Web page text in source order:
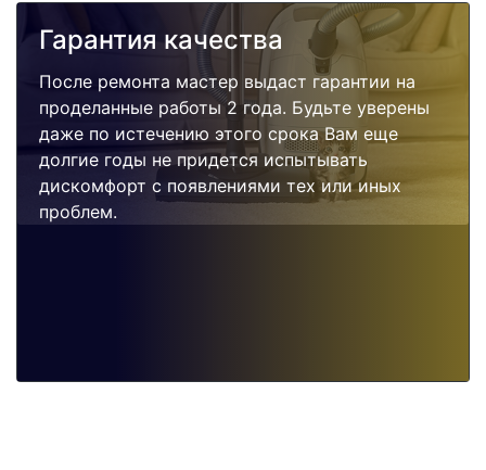
Гарантия качества
После ремонта мастер выдаст гарантии на
проделанные работы 2 года. Будьте уверены
даже по истечению этого срока Вам еще
долгие годы не придется испытывать
дискомфорт с появлениями тех или иных
проблем.